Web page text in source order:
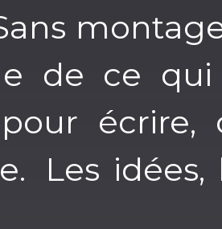
de ce
écrire,
Les